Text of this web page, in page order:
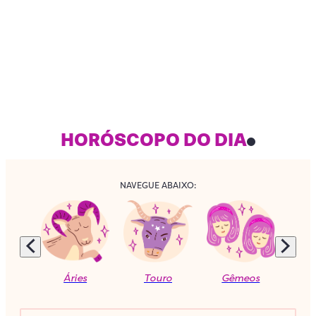
HORÓSCOPO DO DIA
NAVEGUE ABAIXO:
Áries Touro Gêmeos